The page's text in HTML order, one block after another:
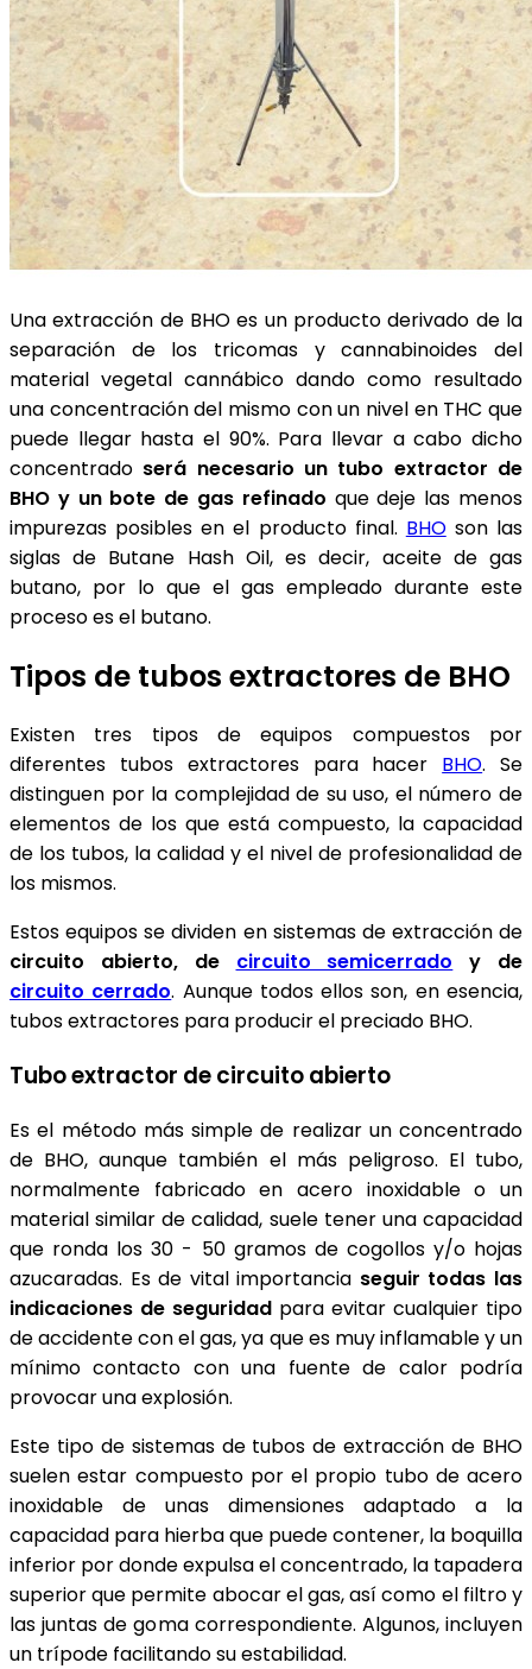
Una extracción de BHO es un producto derivado de la
separación de los tricomas y cannabinoides del
material vegetal cannábico dando como resultado
una concentración del mismo con un nivel en THC que
puede llegar hasta el 90%. Para llevar a cabo dicho
concentrado será necesario un tubo extractor de
BHO y un bote de gas refinado que deje las menos
impurezas posibles en el producto final. BHOson las
siglas de Butane Hash Oil, es decir, aceite de gas
butano, por lo que el gas empleado durante este
proceso es el butano.
Tipos de tubos extractores de BHO
Existen tres tipos de equipos compuestos por
diferentes tubos extractores para hacer BHO. Se
distinguen por la complejidad de su uso, el número de
elementos de los que está compuesto, la capacidad
de los tubos, la calidad y el nivel de profesionalidad de
los mismos.
Estos equipos se dividen en sistemas de extracción de
circuito abierto, de circuito semicerrado y de
circuito cerrado. Aunque todos ellos son, en esencia,
tubos extractores para producir el preciado BHO.
Tubo extractor de circuito abierto
Es el método más simple de realizar un concentrado
de BHO, aunque también el más peligroso. El tubo,
normalmente fabricado en acero inoxidable o un
material similar de calidad, suele tener una capacidad
que ronda los 30 - 50 gramos de cogollos y/o hojas
azucaradas. Es de vital importancia seguir todas las
indicaciones de seguridad para evitar cualquier tipo
de accidente con el gas, ya que es muy inflamable y un
mínimo contacto con una fuente de calor podría
provocar una explosión.
Este tipo de sistemas de tubos de extracción de BHO
suelen estar compuesto por el propio tubo de acero
inoxidable de unas dimensiones adaptado a la
capacidad para hierba que puede contener, la boquilla
inferior por donde expulsa el concentrado, la tapadera
superior que permite abocar el gas, así como el filtro y
las juntas de goma correspondiente. Algunos, incluyen
un trípode facilitando su estabilidad.